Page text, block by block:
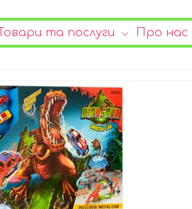
та послуги Про нас